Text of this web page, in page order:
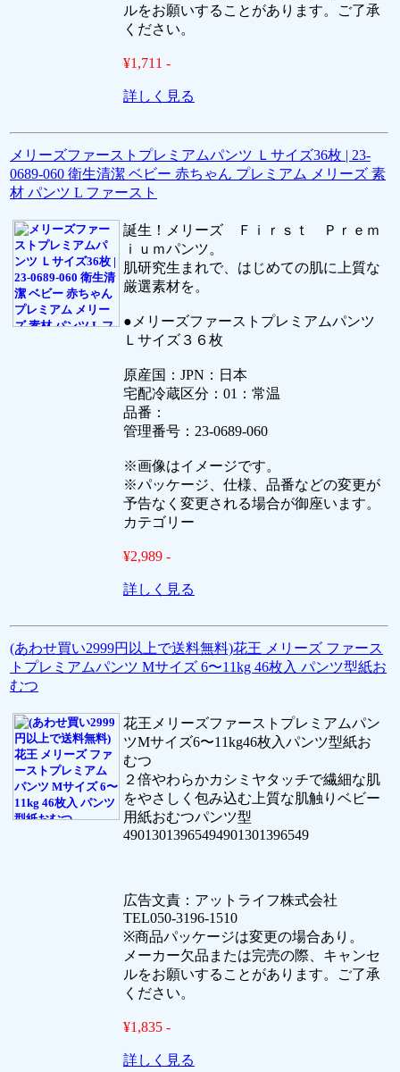
ルをお願いすることがあります。ご了承
ください。
¥1,711 -
詳しく見る
メリーズファーストプレミアムパンツ Ｌサイズ36枚 | 23-
0689-060 衛生清潔 ベビー 赤ちゃん プレミアム メリーズ 素
材 パンツ L ファースト
誕生！メリーズ Ｆｉｒｓｔ Ｐｒｅｍ
ｉｕｍパンツ。
肌研究生まれで、はじめての肌に上質な
厳選素材を。
●メリーズファーストプレミアムパンツ
Ｌサイズ３６枚
原産国：JPN：日本
宅配冷蔵区分：01：常温
品番：
管理番号：23-0689-060
※画像はイメージです。
※パッケージ、仕様、品番などの変更が
予告なく変更される場合が御座います。
カテゴリー
¥2,989 -
詳しく見る
(あわせ買い2999円以上で送料無料)花王 メリーズ ファース
トプレミアムパンツ Mサイズ 6〜11kg 46枚入 パンツ型紙お
むつ
花王メリーズファーストプレミアムパン
ツMサイズ6〜11kg46枚入パンツ型紙お
むつ
２倍やわらかカシミヤタッチで繊細な肌
をやさしく包み込む上質な肌触りベビー
用紙おむつパンツ型
49013013965494901301396549
広告文責：アットライフ株式会社
TEL050-3196-1510
※商品パッケージは変更の場合あり。
メーカー欠品または完売の際、キャンセ
ルをお願いすることがあります。ご了承
ください。
¥1,835 -
詳しく見る